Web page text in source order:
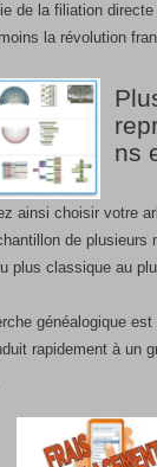
de la filiation
la révolution
ns
ainsi choisir votre
de plusieurs
plus classique au
généalogique
rapidement à un